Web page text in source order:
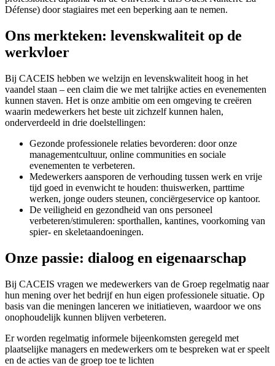
Défense) door stagiaires met een beperking aan te nemen.
Ons merkteken: levenskwaliteit op de
werkvloer
Bij CACEIS hebben we welzijn en levenskwaliteit hoog in het
vaandel staan – een claim die we met talrijke acties en evenementen
kunnen staven. Het is onze ambitie om een omgeving te creëren
waarin medewerkers het beste uit zichzelf kunnen halen,
onderverdeeld in drie doelstellingen:
Gezonde professionele relaties bevorderen: door onze
managementcultuur, online communities en sociale
evenementen te verbeteren.
Medewerkers aansporen de verhouding tussen werk en vrije
tijd goed in evenwicht te houden: thuiswerken, parttime
werken, jonge ouders steunen, conciërgeservice op kantoor.
De veiligheid en gezondheid van ons personeel
verbeteren/stimuleren: sporthallen, kantines, voorkoming van
spier- en skeletaandoeningen.
Onze passie: dialoog en eigenaarschap
Bij CACEIS vragen we medewerkers van de Groep regelmatig naar
hun mening over het bedrijf en hun eigen professionele situatie. Op
basis van die meningen lanceren we initiatieven, waardoor we ons
onophoudelijk kunnen blijven verbeteren.
Er worden regelmatig informele bijeenkomsten geregeld met
plaatselijke managers en medewerkers om te bespreken wat er speelt
en de acties van de groep toe te lichten